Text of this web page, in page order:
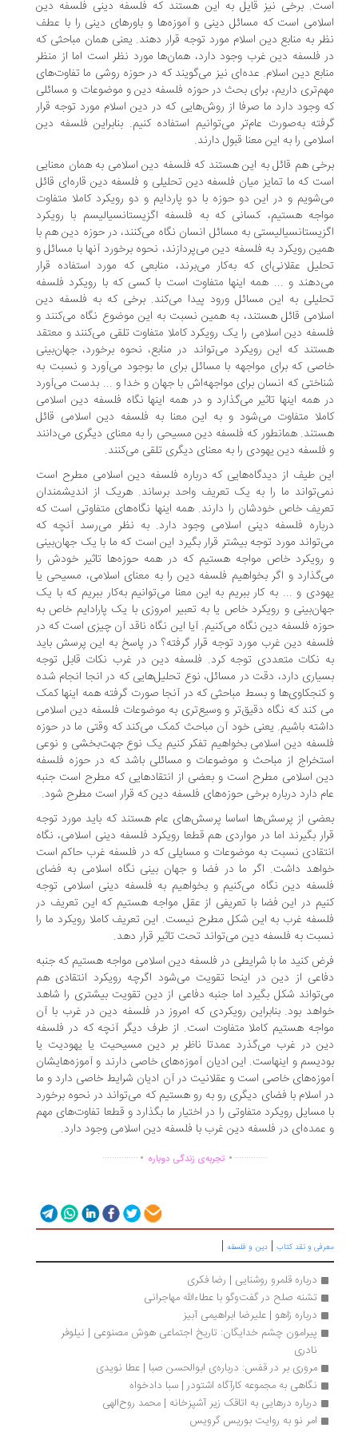
برخی نیز قایل به این هستند که فلسفه دینی فلسفه دین
است که مسائل دینی و آموزه‌ها و باورهای دینی را با عطف
به منابع دین اسلام مورد توجه قرار دهند. یعنی همان مباحثی که
فلسفه دین غرب وجود دارد، همان‌ها مورد نظر است اما از منظر
دین اسلام. عده‌ای نیز می‌گویند که در حوزه روشی ما تفاوت‌های
داریم، برای بحث در حوزه فلسفه دین و موضوعات و مسائلی
وجود دارد ما صرفا از روش‌هایی که در دین اسلام مورد توجه قرار
به‌صورت عام‌تر می‌توانیم استفاده کنیم. بنابراین فلسفه دین
را به این معنا قبول دارند.
هم قائل به این هستند که فلسفه دین اسلامی به همان معنایی
که ما تمایز میان فلسفه دین تحلیلی و فلسفه دین قاره‌ای قائل
و در این دو حوزه با دو پاردایم و دو رویکرد کاملا متفاوت
هستیم، کسانی که به فلسفه اگزیستانسیالیسم با رویکرد
به مسائل انسان نگاه می‌کنند، در حوزه دین هم با
رویکرد به فلسفه دین می‌پردازند، نحوه برخورد آنها با مسائل و
عقلانی‌ای که به‌کار می‌برند، منابعی که مورد استفاده قرار
و ... همه اینها متفاوت است با کسی که با رویکرد فلسفه
به این مسائل ورود پیدا می‌کند. برخی که به فلسفه دین
قائل هستند، به همین نسبت به این موضوع نگاه می‌کنند و
دین اسلامی را یک رویکرد کاملا متفاوت تلقی می‌کنند و معتقد
که این رویکرد می‌تواند در منابع، نحوه برخورد، جهان‌بینی
که برای مواجهه با مسائل برای ما بوجود می‌آورد و نسبت به
که انسان برای مواجهه‌اش با جهان و خدا و ... بدست می‌آورد
همه اینها تاثیر می‌گذارد و در همه اینها نگاه فلسفه دین اسلامی
متفاوت می‌شود و به این معنا به فلسفه دین اسلامی قائل
همانطور که فلسفه دین مسیحی را به معنای دیگری می‌دانند
دین یهودی را به معنای دیگری تلقی می‌کنند.
طیف از دیدگاه‌هایی که درباره فلسفه دین اسلامی مطرح است
ما را به یک تعریف واحد برساند. هریک از اندیشمندان
خاص خودشان را دارند. همه اینها نگاه‌های متفاوتی است که
فلسفه دینی اسلامی وجود دارد. به نظر می‌رسد آنچه که
مورد توجه بیشتر قرار بگیرد این است که ما با یک جهان‌بینی
خاص مواجه هستیم که در همه حوزه‌ها تاثیر خودش را
و اگر بخواهیم فلسفه دین را به معنای اسلامی، مسیحی یا
و ... به کار ببریم به این معنا می‌توانیم به‌کار ببریم که با یک
و رویکرد خاص یا به تعبیر امروزی با یک پارادایم خاص به
فلسفه دین نگاه می‌کنیم. آیا این نگاه ناقد آن چیزی است که در
دین غرب مورد توجه قرار گرفته؟ در پاسخ به این پرسش باید
نکات متعددی توجه کرد. فلسفه دین در غرب نکات قابل توجه
دارد، دقت در مسائل، نوع تحلیل‌هایی که در انجا انجام شده
و بسط مباحثی که در آنجا صورت گرفته همه اینها کمک
‌کند که نگاه دقیق‌تر و وسیع‌تری به موضوعات فلسفه دین اسلامی
باشیم. یعنی خود آن مباحث کمک می‌کند که وقتی ما در حوزه
دین اسلامی بخواهیم تفکر کنیم یک نوع جهت‌بخشی و نوعی
از مباحث و موضوعات و مسائلی باشد که در حوزه فلسفه
اسلامی مطرح است و بعضی از انتقادهایی که مطرح است جنبه
دارد درباره برخی حوزه‌های فلسفه دین که قرار است مطرح شود.
از پرسش‌ها اساسا پرسش‌های عام هستند که باید مورد توجه
بگیرند اما در مواردی هم قطعا رویکرد فلسفه دینی اسلامی، نگاه
نسبت به موضوعات و مسایلی که در فلسفه غرب حاکم است
داشت. اگر ما در فضا و جهان بینی نگاه اسلامی به فضای
دین نگاه می‌کنیم و بخواهیم به فلسفه دینی اسلامی توجه
در این فضا با تعریفی از عقل مواجه هستیم که این تعریف در
غرب به این شکل مطرح نیست. این تعریف کاملا رویکرد ما را
به فلسفه دین می‌تواند تحت تاثیر قرار دهد.
کنید ما با شرایطی در فلسفه دین اسلامی مواجه هستیم که جنبه
از دین در اینحا تقویت می‌شود اگرچه رویکرد انتقادی هم
شکل بگیرد اما جنبه دفاعی از دین تقویت بیشتری را شاهد
بود. بنابراین رویکردی که امروز در فلسفه دین در غرب با آن
هستیم کاملا متفاوت است. از طرف دیگر آنچه که در فلسفه
در غرب می‌گذرد عمدتا ناظر بر دین مسیحیت یا یهودیت یا
و اینهاست. این ادیان آموزه‌های خاصی دارند و آموزه‌هایشان
خاصی است و عقلانیت در آن ادیان شرایط خاصی دارد و ما
اسلام با فضای دیگری رو به رو هستیم که می‌تواند در نحوه برخورد
مسایل رویکرد متفاوتی را در اختیار ما بگذارد و قطعا تفاوت‌های مهم
در فلسفه دین غرب با فلسفه دین اسلامی وجود دارد.
............... .تجربه‌ی زندگی دوباره ...............
و نقد کتاب|دین و فلسفه|
درباره قلمرو روشنایی | رضا فکری
تشنه صلح در گفت‌وگو با عطاءالله مهاجرانی
درباره زاهو | علیرضا ابراهیمی آبیز
پیرامون چشم خدایگان: تاریخ اجتماعی هوش مصنوعی | نیلوفر
مروری بر در قفس: درباره‌ی ابوالحسن صبا | عطا نویدی
نگاهی به مجموعه کارآگاه اشتودر | سبا دادخواه
درباره درهایی به اتاقک زیر آشپزخانه | محمد روح‌الهی
امر نو به روایت بوریس گرویس